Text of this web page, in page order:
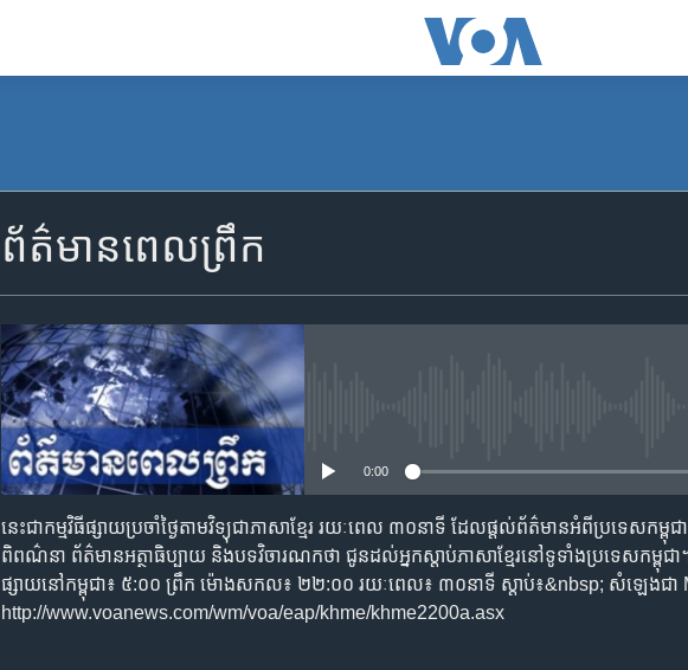
ទទួល​​​សេវា​​​ Podcast
ព័ត៌មានពេលព្រឹក
0:00
នេះជា​កម្ម​វិធីផ្សាយ​ប្រចាំថ្ងៃ​តាម​វិទ្យុ​ជា​ភាសា​ខ្មែរ​ រយៈ​ពេល​ ៣០​​នាទី ដែល​ផ្តល់​ព័ត៌មាន​អំពី​ប្រទេស​ក
ពិពណ៌នា​ ព័ត៌មាន​អត្ថា​ធិប្បាយ​ និង​បទ​​វិចារណកថា​ ជូន​ដល់​អ្នក​ស្តាប់​ភាសា​ខ្មែរ​នៅ​ទូទាំង​ប្រទេស​កម្ពុជា
ផ្សាយ​នៅ​កម្ពុជា៖ ៥:០០ ព្រឹក ម៉ោង​សកល៖ ២២:០០ រយៈពេល៖ ៣០​នាទី ស្តាប់​៖&nbsp; សំឡេងជា​
http://www.voanews.com/wm/voa/eap/khme/khme2200a.asx